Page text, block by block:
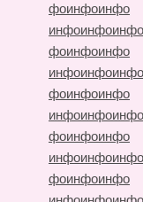
фоинфоинфо
инфоинфоинфо
фоинфоинфо
инфоинфоинфо
фоинфоинфо
инфоинфоинфо
фоинфоинфо
инфоинфоинфо
фоинфоинфо